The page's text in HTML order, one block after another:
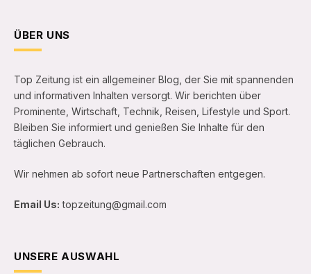
ÜBER UNS
Top Zeitung ist ein allgemeiner Blog, der Sie mit spannenden
und informativen Inhalten versorgt. Wir berichten über
Prominente, Wirtschaft, Technik, Reisen, Lifestyle und Sport.
Bleiben Sie informiert und genießen Sie Inhalte für den
täglichen Gebrauch.
Wir nehmen ab sofort neue Partnerschaften entgegen.
Email Us: topzeitung@gmail.com
UNSERE AUSWAHL